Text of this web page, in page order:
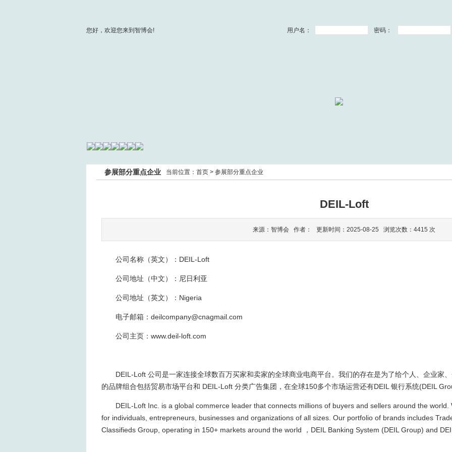
您好，欢迎您来到智博会! 用户名： 密码：
参展部分重点企业 当前位置： 首页> 参展部分重点企业
DEIL-Loft
来源：智博会 作者： 更新时间：2025-08-25 浏览次数：4415 次
公司名称（英文）：DEIL-Loft
公司地址（中文）：尼日利亚
公司地址（英文）：Nigeria
电子邮箱：deilcompany@cnagmail.com
公司主页：www.deil-loft.com
DEIL-Loft 公司是一家连接全球数百万买家和卖家的全球商业电商平台。我们的存在是为了给个人、企业家
的品牌组合包括贸易市场平台和 DEIL-Loft 分类广告集团，在全球150多个市场运营还有DEIL 银行系统(DEIL
DEIL-Loft Inc. is a global commerce leader that connects millions of buyers and sellers around the
for individuals, entrepreneurs, businesses and organizations of all sizes. Our portfolio of brands includes
Classifieds Group, operating in 150+ markets around the world ，DEIL Banking System (DEIL Group) and